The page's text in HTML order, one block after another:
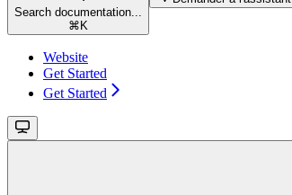
Search documentation...
⌘ K
Website
Get Started
Get Started